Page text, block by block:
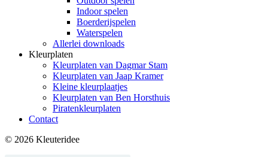
Indoor spelen
Boerderijspelen
Waterspelen
Allerlei downloads
Kleurplaten
Kleurplaten van Dagmar Stam
Kleurplaten van Jaap Kramer
Kleine kleurplaatjes
Kleurplaten van Ben Horsthuis
Piratenkleurplaten
Contact
© 2026 Kleuteridee